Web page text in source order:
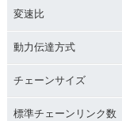
変速比
動力伝達方式
チェーンサイズ
標準チェーンリンク数